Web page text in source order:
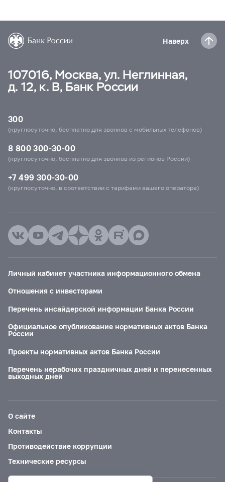
Наверх
107016, Москва, ул. Неглинная,
д. 12, к. В, Банк России
300
(круглосуточно, бесплатно для звонков с мобильных телефонов)
8 800 300-30-00
(круглосуточно, бесплатно для звонков из регионов России)
+7 499 300-30-00
(круглосуточно, в соответствии с тарифами вашего оператора)
Личный кабинет участника информационного обмена
Отношения с инвесторами
Перечень инсайдерской информации Банка России
Официальное опубликование нормативных актов Банка
России
Проекты нормативных актов Банка России
Перечень нерабочих праздничных дней и перенесенных
выходных дней
О сайте
Контакты
Противодействие коррупции
Технические ресурсы